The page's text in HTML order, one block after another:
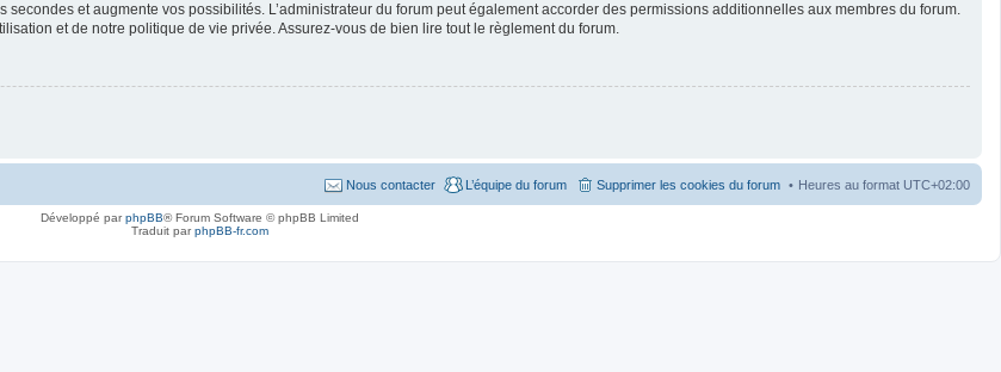
et augmente vos possibilités. L’administrateur du forum peut également accorder des permissions additionnelles aux membres du forum.
et de notre politique de vie privée. Assurez-vous de bien lire tout le règlement du forum.
Heures au format UTC+02:00
Supprimer les cookies du forum
L’équipe du forum
Nous contacter
Développé parphpBB® Forum Software © phpBB Limited
Traduit parphpBB-fr.com